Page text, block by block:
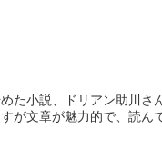
た小説、ドリアン助川
が文章が魅力的で、読ん